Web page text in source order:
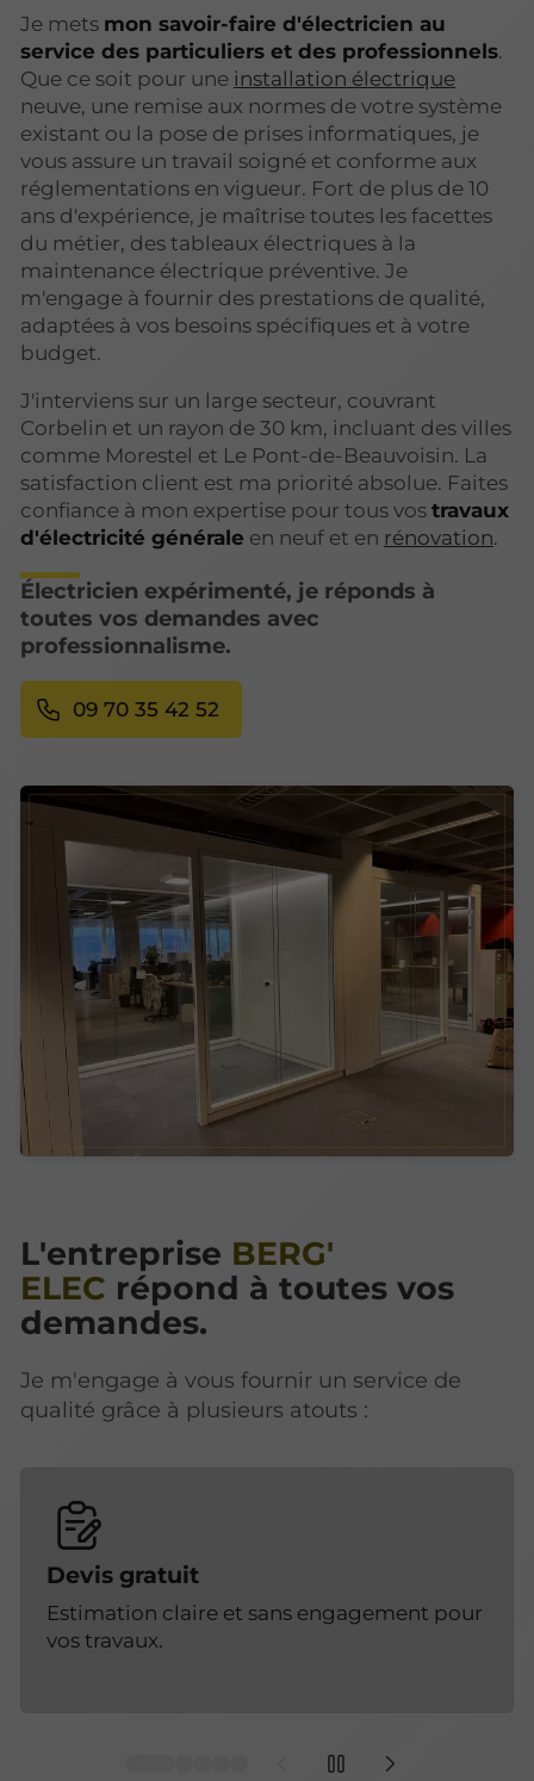
Je mets mon savoir-faire d'électricien au
service des particuliers et des professionnels.
Que ce soit pour une installation électrique
neuve, une remise aux normes de votre système
existant ou la pose de prises informatiques, je
vous assure un travail soigné et conforme aux
réglementations en vigueur. Fort de plus de 10
ans d'expérience, je maîtrise toutes les facettes
du métier, des tableaux électriques à la
maintenance électrique préventive. Je
m'engage à fournir des prestations de qualité,
adaptées à vos besoins spécifiques et à votre
budget.
J'interviens sur un large secteur, couvrant
Corbelin et un rayon de 30 km, incluant des villes
comme Morestel et Le Pont-de-Beauvoisin. La
satisfaction client est ma priorité absolue. Faites
confiance à mon expertise pour tous vos travaux
d'électricité générale en neuf et en rénovation.
Électricien expérimenté, je réponds à
toutes vos demandes avec
professionnalisme.
09 70 35 42 52
L'entreprise BERG'
ELEC répond à toutes vos
demandes.
Je m'engage à vous fournir un service de
qualité grâce à plusieurs atouts :
Devis gratuit
Estimation claire et sans engagement pour
vos travaux.